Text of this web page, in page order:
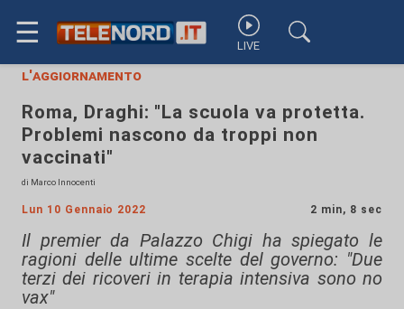
☰ LIVE
l'aggiornamento
Roma, Draghi: "La scuola va protetta.
Problemi nascono da troppi non
vaccinati"
di Marco Innocenti
Lun 10 Gennaio 2022 2 min, 8 sec
Il premier da Palazzo Chigi ha spiegato le
ragioni delle ultime scelte del governo: "Due
terzi dei ricoveri in terapia intensiva sono no
vax"